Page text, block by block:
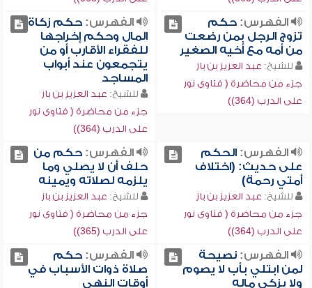
الفهرس:حكم
تزوج الرجل بمن رضعت
من أمه مع أخيه الصغير
للشيخ: عبد العزيز بن باز
جزء من محاضرة ( فتاوى نور
على الدرب (364))
الفهرس:حكم زكاة
المال وحكم إخراجها
للفقراء الأقارب أو من
يتجمعون عند أبواب
المساجد
للشيخ: عبد العزيز بن باز
جزء من محاضرة ( فتاوى نور
على الدرب (364))
الفهرس:الحكم
على حديث: (اختلاف
أمتي رحمة)
للشيخ: عبد العزيز بن باز
جزء من محاضرة ( فتاوى نور
على الدرب (364))
الفهرس:حكم من
حلف أن لا يصلي وما
يلزمه لصلاته ويمينه
للشيخ: عبد العزيز بن باز
جزء من محاضرة ( فتاوى نور
على الدرب (365))
الفهرس:نصيحة
لمن ابتلي بأب لا يصوم
ولا يزكي ماله
الفهرس:حكم
صلاة ذوات الأسباب في
أوقات النهي